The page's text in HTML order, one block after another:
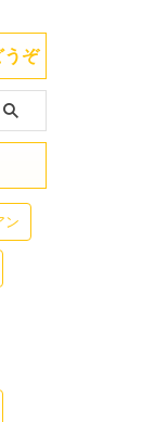
うぞ
ン